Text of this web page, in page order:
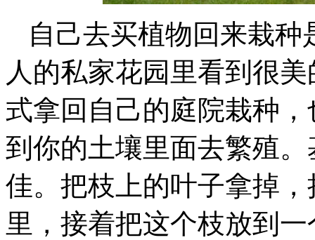
自己去买植物回来栽
人的私家花园里看到很
式拿回自己的庭院栽种
到你的土壤里面去繁殖
佳。把枝上的叶子拿掉
里，接着把这个枝放到